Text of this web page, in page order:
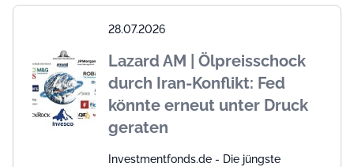
28.07.2026
Lazard AM | Ölpreisschock
durch Iran-Konflikt: Fed
könnte erneut unter Druck
geraten
Investmentfonds.de - Die jüngste